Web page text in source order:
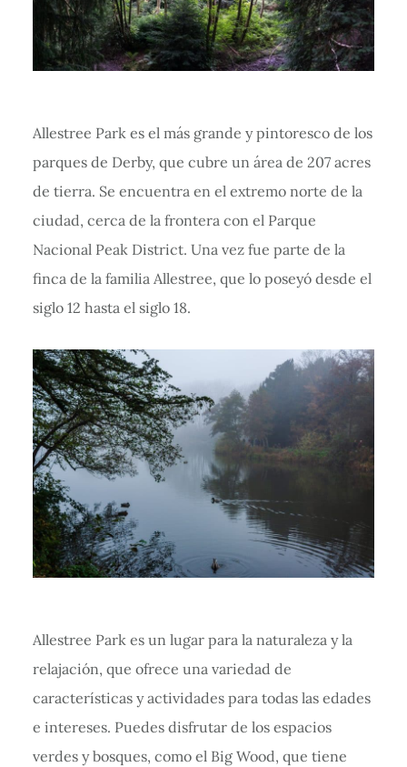
Allestree Park es el más grande y pintoresco de los
parques de Derby, que cubre un área de 207 acres
de tierra. Se encuentra en el extremo norte de la
ciudad, cerca de la frontera con el Parque
Nacional Peak District. Una vez fue parte de la
finca de la familia Allestree, que lo poseyó desde el
siglo 12 hasta el siglo 18.
Allestree Park es un lugar para la naturaleza y la
relajación, que ofrece una variedad de
características y actividades para todas las edades
e intereses. Puedes disfrutar de los espacios
verdes y bosques, como el Big Wood, que tiene